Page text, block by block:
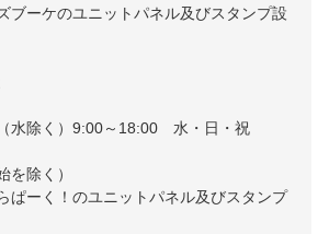
ブーケのユニットパネル及びスタンプ設
水除く）9:00～18:00 水・日・祝
を除く）
ぱーく！のユニットパネル及びスタンプ